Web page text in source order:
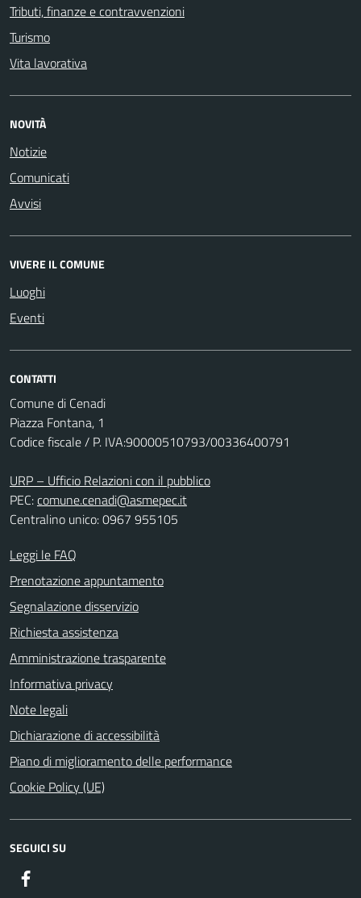
Tributi, finanze e contravvenzioni
Turismo
Vita lavorativa
NOVITÀ
Notizie
Comunicati
Avvisi
VIVERE IL COMUNE
Luoghi
Eventi
CONTATTI
Comune di Cenadi
Piazza Fontana, 1
Codice fiscale / P. IVA:90000510793/00336400791
URP – Ufficio Relazioni con il pubblico
PEC:comune.cenadi@asmepec.it
Centralino unico: 0967 955105
Leggi le FAQ
Prenotazione appuntamento
Segnalazione disservizio
Richiesta assistenza
Amministrazione trasparente
Informativa privacy
Note legali
Dichiarazione di accessibilità
Piano di miglioramento delle performance
Cookie Policy (UE)
SEGUICI SU